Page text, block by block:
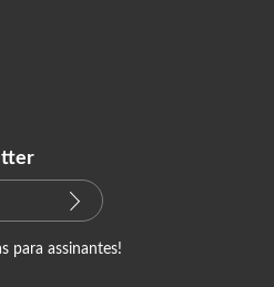
para assinantes!